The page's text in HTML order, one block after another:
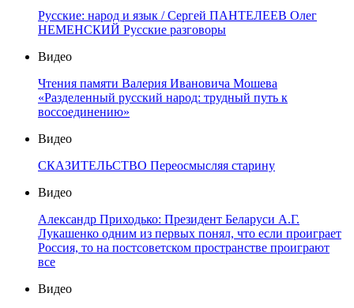
Русские: народ и язык / Сергей ПАНТЕЛЕЕВ Олег
НЕМЕНСКИЙ Русские разговоры
Видео
Чтения памяти Валерия Ивановича Мошева
«Разделенный русский народ: трудный путь к
воссоединению»
Видео
СКАЗИТЕЛЬСТВО Переосмысляя старину
Видео
Александр Приходько: Президент Беларуси А.Г.
Лукашенко одним из первых понял, что если проиграет
Россия, то на постсоветском пространстве проиграют
все
Видео